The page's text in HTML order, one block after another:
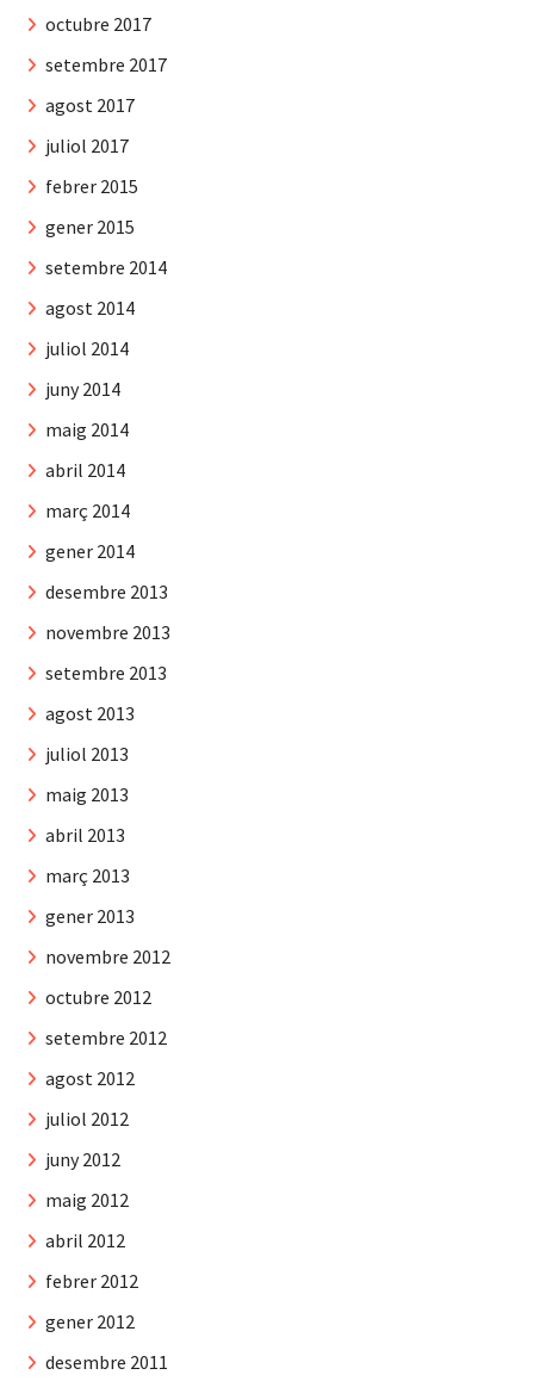
octubre 2017
setembre 2017
agost 2017
juliol 2017
febrer 2015
gener 2015
setembre 2014
agost 2014
juliol 2014
juny 2014
maig 2014
abril 2014
març 2014
gener 2014
desembre 2013
novembre 2013
setembre 2013
agost 2013
juliol 2013
maig 2013
abril 2013
març 2013
gener 2013
novembre 2012
octubre 2012
setembre 2012
agost 2012
juliol 2012
juny 2012
maig 2012
abril 2012
febrer 2012
gener 2012
desembre 2011